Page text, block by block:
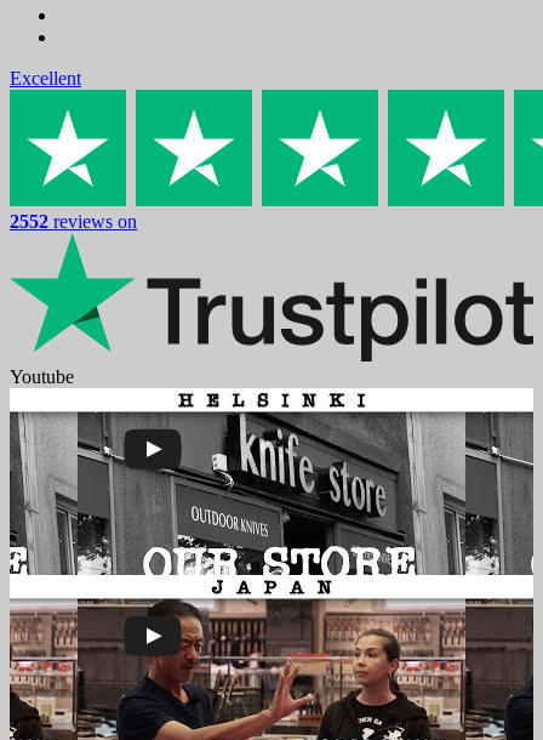
Excellent
2552 reviews on
Youtube